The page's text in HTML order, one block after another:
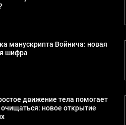
манускрипта Войнича: новая
шифра
движение тела помогает
очищаться: новое открытие